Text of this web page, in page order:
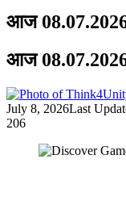
आज 08.07.2026
आज 08.07.2026
July 8, 2026Last
206